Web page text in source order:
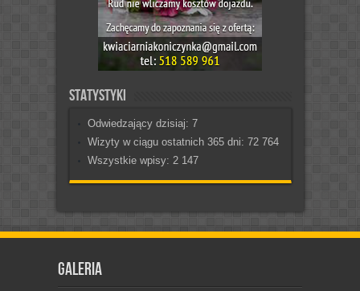
Statystyki
Odwiedzający dzisiaj: 7
Wizyty w ciągu ostatnich 365 dni: 72 764
Wszystkie wpisy: 2 147
Galeria